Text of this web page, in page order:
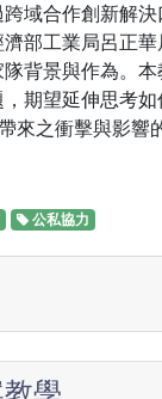
域合作創新解決
部工業局呂正華
背景與作為。本
期望延伸思考如
來之衝擊與影響
公私協力